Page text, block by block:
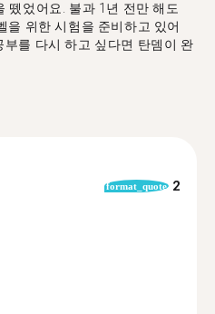
뗐었어요. 불과 1년 전만 해도
을 위한 시험을 준비하고 있어
를 다시 하고 싶다면 탄뎀이 완
format_quote 2